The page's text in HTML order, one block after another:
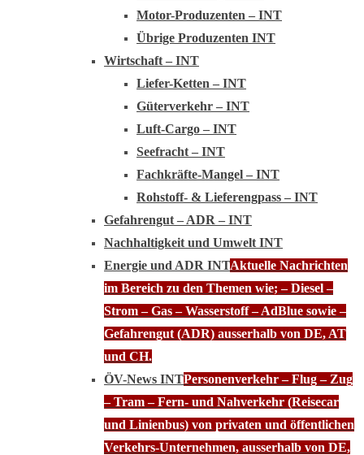
Motor-Produzenten – INT
Übrige Produzenten INT
Wirtschaft – INT
Liefer-Ketten – INT
Güterverkehr – INT
Luft-Cargo – INT
Seefracht – INT
Fachkräfte-Mangel – INT
Rohstoff- & Lieferengpass – INT
Gefahrengut – ADR – INT
Nachhaltigkeit und Umwelt INT
Energie und ADR INTAktuelle Nachrichten
im Bereich zu den Themen wie; – Diesel –
Strom – Gas – Wasserstoff – AdBlue sowie –
Gefahrengut (ADR) ausserhalb von DE, AT
und CH.
ÖV-News INTPersonenverkehr – Flug – Zug
– Tram – Fern- und Nahverkehr (Reisecar
und Linienbus) von privaten und öffentlichen
Verkehrs-Unternehmen, ausserhalb von DE,